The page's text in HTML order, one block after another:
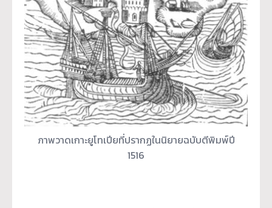
ภาพวาดเกาะยูโทเปียที่ปรากฏในนิยายฉบับตีพิมพ์ปี
1516